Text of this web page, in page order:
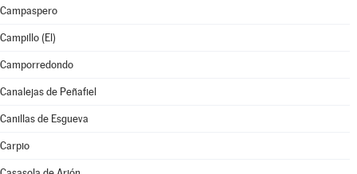
Campaspero
Campillo (El)
Camporredondo
Canalejas de Peñafiel
Canillas de Esgueva
Carpio